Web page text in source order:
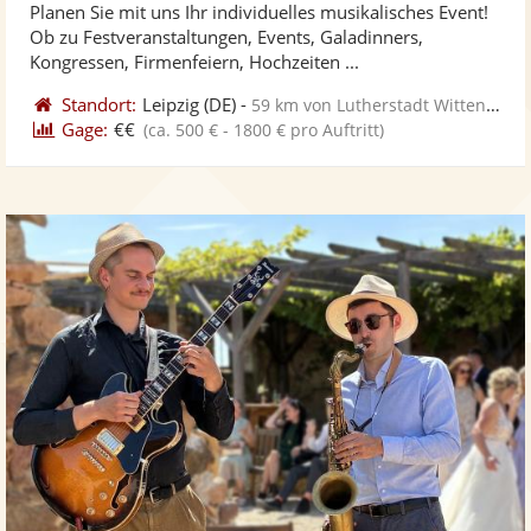
Fotos
5
Planen Sie mit uns Ihr individuelles musikalisches Event!
Ob zu Festveranstaltungen, Events, Galadinners,
Kongressen, Firmenfeiern, Hochzeiten ...
Standort: Leipzig (DE) - 59 km von Lutherstadt Wittenberg
Gage: €€ (ca. 500 € - 1800 € pro Auftritt)